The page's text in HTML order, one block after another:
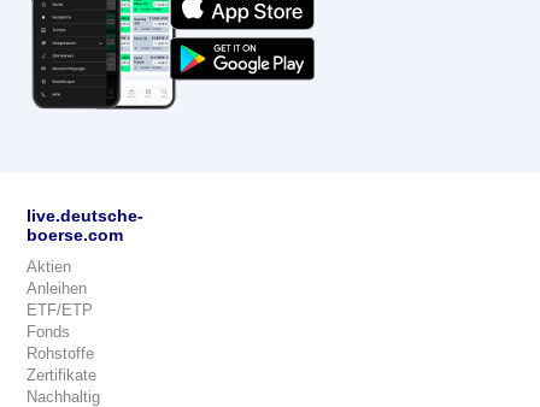
live.deutsche-
boerse.com
Aktien
Anleihen
ETF/ETP
Fonds
Rohstoffe
Zertifikate
Nachhaltig